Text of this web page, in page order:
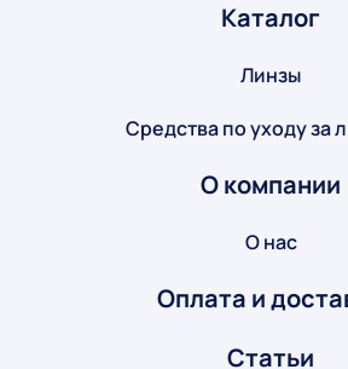
Каталог
Линзы
Средства по уходу за
О компании
О нас
Оплата и
Статьи